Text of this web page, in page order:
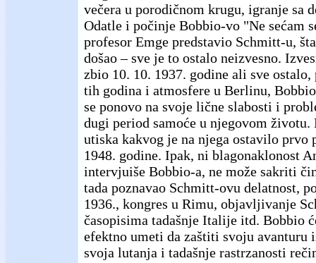
večera u porodičnom krugu, igranje sa
Odatle i počinje Bobbio-vo "Ne sećam
profesor Emge predstavio Schmitt-u,
došao – sve je to ostalo neizvesno.
zbio 10. 10. 1937. godine ali sve ostalo,
tih godina i atmosfere u Berlinu,
se ponovo na svoje lične slabosti i
dugi period samoće u njegovom životu.
utiska kakvog je na njega ostavilo prvo
1948. godine. Ipak, ni blagonaklonost
intervjuiše Bobbio-a, ne može sakriti
tada poznavao Schmitt-ovu delatnost,
1936., kongres u Rimu, objavljivanje
časopisima tadašnje Italije itd. Bobbio
efektno umeti da zaštiti svoju avanturu
svoja lutanja i tadašnje rastrzanosti